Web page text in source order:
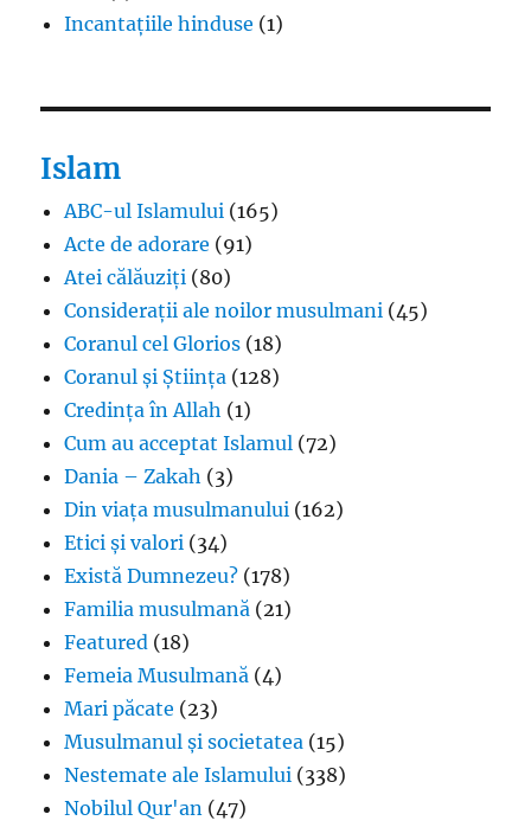
Incantațiile hinduse (1)
Islam
ABC-ul Islamului (165)
Acte de adorare (91)
Atei călăuziți (80)
Considerații ale noilor musulmani (45)
Coranul cel Glorios (18)
Coranul și Știința (128)
Credința în Allah (1)
Cum au acceptat Islamul (72)
Dania – Zakah (3)
Din viața musulmanului (162)
Etici și valori (34)
Există Dumnezeu? (178)
Familia musulmană (21)
Featured (18)
Femeia Musulmană (4)
Mari păcate (23)
Musulmanul și societatea (15)
Nestemate ale Islamului (338)
Nobilul Qur'an (47)